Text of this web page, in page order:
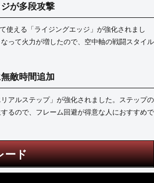
が多段攻撃
使える「ライジングエッジ」が強化されまし
って火力が増したので、空中軸の戦闘スタイル
敵時間追加
アルステップ」が強化されました。ステップの
るので、フレーム回避が得意な人におすすめで
ード